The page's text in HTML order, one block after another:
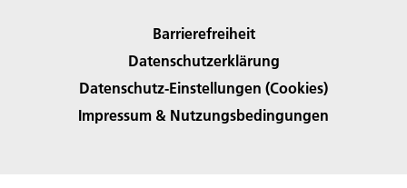
Barrierefreiheit
Datenschutzerklärung
Datenschutz-Einstellungen (Cookies)
Impressum & Nutzungsbedingungen